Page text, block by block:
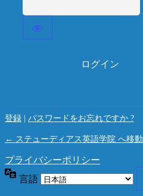
登録 パスワードをお忘れですか ?
← ステューディアス英語学院 へ移動
プライバシーポリシー
言語